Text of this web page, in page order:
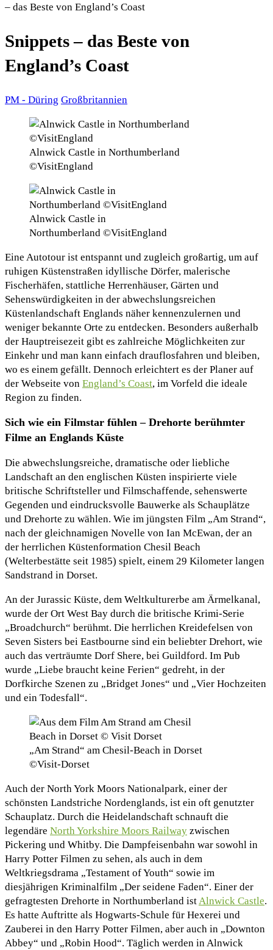
– das Beste von England’s Coast
Snippets – das Beste von
England’s Coast
PM - Düring Großbritannien
Alnwick Castle in Northumberland
©VisitEngland
Alnwick Castle in
Northumberland ©VisitEngland
Eine Autotour ist entspannt und zugleich großartig, um auf
ruhigen Küstenstraßen idyllische Dörfer, malerische
Fischerhäfen, stattliche Herrenhäuser, Gärten und
Sehenswürdigkeiten in der abwechslungsreichen
Küstenlandschaft Englands näher kennenzulernen und
weniger bekannte Orte zu entdecken. Besonders außerhalb
der Hauptreisezeit gibt es zahlreiche Möglichkeiten zur
Einkehr und man kann einfach drauflosfahren und bleiben,
wo es einem gefällt. Dennoch erleichtert es der Planer auf
der Webseite von England’s Coast, im Vorfeld die ideale
Region zu finden.
Sich wie ein Filmstar fühlen – Drehorte berühmter
Filme an Englands Küste
Die abwechslungsreiche, dramatische oder liebliche
Landschaft an den englischen Küsten inspirierte viele
britische Schriftsteller und Filmschaffende, sehenswerte
Gegenden und eindrucksvolle Bauwerke als Schauplätze
und Drehorte zu wählen. Wie im jüngsten Film „Am Strand“,
nach der gleichnamigen Novelle von Ian McEwan, der an
der herrlichen Küstenformation Chesil Beach
(Welterbestätte seit 1985) spielt, einem 29 Kilometer langen
Sandstrand in Dorset.
An der Jurassic Küste, dem Weltkulturerbe am Ärmelkanal,
wurde der Ort West Bay durch die britische Krimi-Serie
„Broadchurch“ berühmt. Die herrlichen Kreidefelsen von
Seven Sisters bei Eastbourne sind ein beliebter Drehort, wie
auch das verträumte Dorf Shere, bei Guildford. Im Pub
wurde „Liebe braucht keine Ferien“ gedreht, in der
Dorfkirche Szenen zu „Bridget Jones“ und „Vier Hochzeiten
und ein Todesfall“.
„Am Strand“ am Chesil-Beach in Dorset
©Visit-Dorset
Auch der North York Moors Nationalpark, einer der
schönsten Landstriche Nordenglands, ist ein oft genutzter
Schauplatz. Durch die Heidelandschaft schnauft die
legendäre North Yorkshire Moors Railway zwischen
Pickering und Whitby. Die Dampfeisenbahn war sowohl in
Harry Potter Filmen zu sehen, als auch in dem
Weltkriegsdrama „Testament of Youth“ sowie im
diesjährigen Kriminalfilm „Der seidene Faden“. Einer der
gefragtesten Drehorte in Northumberland ist Alnwick Castle.
Es hatte Auftritte als Hogwarts-Schule für Hexerei und
Zauberei in den Harry Potter Filmen, aber auch in „Downton
Abbey“ und „Robin Hood“. Täglich werden in Alnwick